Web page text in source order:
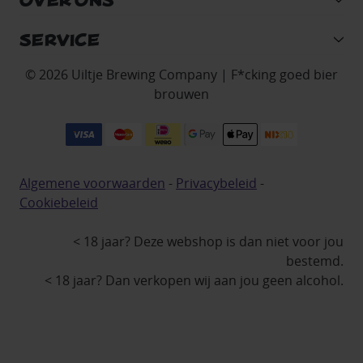
SERVICE
© 2026 Uiltje Brewing Company | F*cking goed bier
brouwen
Algemene voorwaarden - Privacybeleid -
Cookiebeleid
< 18 jaar? Deze webshop is dan niet voor jou
bestemd.
< 18 jaar? Dan verkopen wij aan jou geen alcohol.